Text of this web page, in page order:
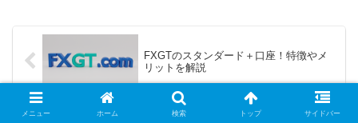
事では、ゴ
ート
FXGTのスタンダード＋口座！特徴やメ
リットを解説
メニュー ホーム 検索 トップ サイドバー